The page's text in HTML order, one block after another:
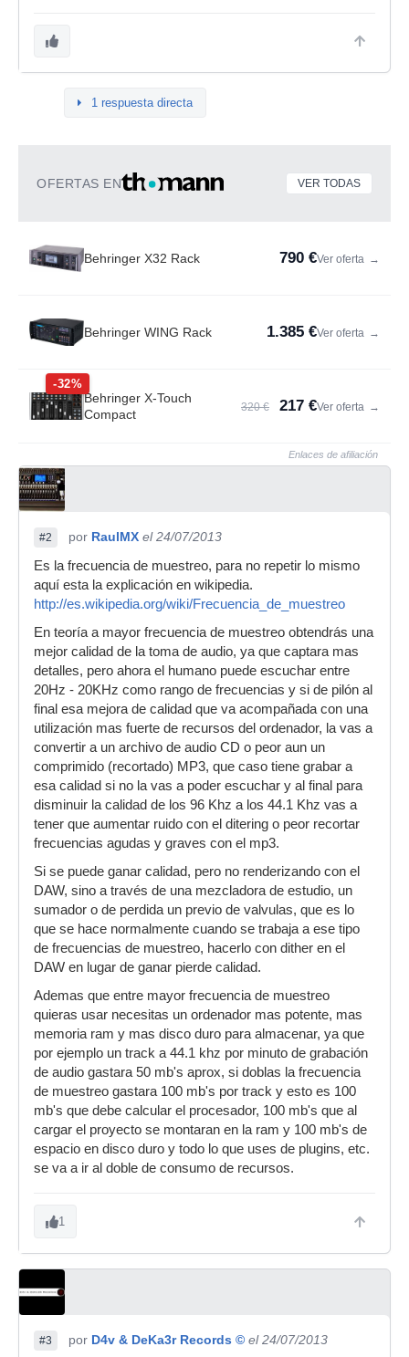
1 respuesta directa
OFERTAS EN VER TODAS
Behringer X32 Rack 790 €Ver oferta →
Behringer WING Rack 1.385 €Ver oferta →
-32%
Behringer X-Touch
Compact
320 € 217 €Ver oferta →
Enlaces de afiliación
#2 por RaulMX el 24/07/2013
Es la frecuencia de muestreo, para no repetir lo mismo
aquí esta la explicación en wikipedia.
http://es.wikipedia.org/wiki/Frecuencia_de_muestreo
En teoría a mayor frecuencia de muestreo obtendrás una
mejor calidad de la toma de audio, ya que captara mas
detalles, pero ahora el humano puede escuchar entre
20Hz - 20KHz como rango de frecuencias y si de pilón al
final esa mejora de calidad que va acompañada con una
utilización mas fuerte de recursos del ordenador, la vas a
convertir a un archivo de audio CD o peor aun un
comprimido (recortado) MP3, que caso tiene grabar a
esa calidad si no la vas a poder escuchar y al final para
disminuir la calidad de los 96 Khz a los 44.1 Khz vas a
tener que aumentar ruido con el ditering o peor recortar
frecuencias agudas y graves con el mp3.
Si se puede ganar calidad, pero no renderizando con el
DAW, sino a través de una mezcladora de estudio, un
sumador o de perdida un previo de valvulas, que es lo
que se hace normalmente cuando se trabaja a ese tipo
de frecuencias de muestreo, hacerlo con dither en el
DAW en lugar de ganar pierde calidad.
Ademas que entre mayor frecuencia de muestreo
quieras usar necesitas un ordenador mas potente, mas
memoria ram y mas disco duro para almacenar, ya que
por ejemplo un track a 44.1 khz por minuto de grabación
de audio gastara 50 mb's aprox, si doblas la frecuencia
de muestreo gastara 100 mb's por track y esto es 100
mb's que debe calcular el procesador, 100 mb's que al
cargar el proyecto se montaran en la ram y 100 mb's de
espacio en disco duro y todo lo que uses de plugins, etc.
se va a ir al doble de consumo de recursos.
1
#3 por D4v & DeKa3r Records © el 24/07/2013